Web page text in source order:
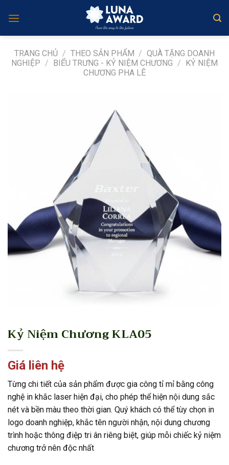
TRANG CHỦ / THEO SẢN PHẨM / QUÀ TẶNG DOANH
NGHIỆP / BIỂU TRƯNG - KỶ NIỆM CHƯƠNG / KỶ NIỆM
CHƯƠNG PHA LÊ
Kỷ Niệm Chương KLA05
Giá liên hệ
Từng chi tiết của sản phẩm được gia công tỉ mỉ bằng công
nghệ in khắc laser hiện đại, cho phép thể hiện nội dung sắc
nét và bền màu theo thời gian. Quý khách có thể tùy chọn in
logo doanh nghiệp, khắc tên người nhận, nội dung chương
trình hoặc thông điệp tri ân riêng biệt, giúp mỗi chiếc kỷ niệm
chương trở nên độc nhất